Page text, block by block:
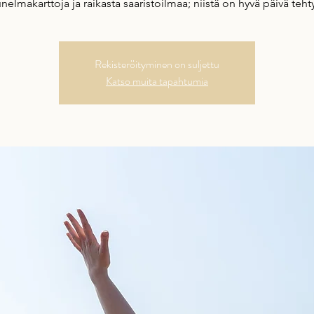
ja raikasta saaristoilmaa; niistä on hyvä päivä
Rekisteröityminen on suljettu
Katso muita tapahtumia